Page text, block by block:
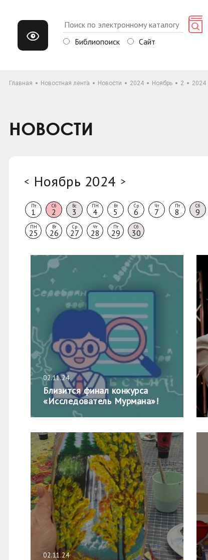
Библиопоиск Сайт
Главная Новостная лента Новости 2024 Ноябрь 2 2024
НОВОСТИ
< Ноябрь 2024 >
Пт
1
Сб
2
Вс
3
ПН
4
Вт
5
Ср
6
Чт
7
Пт
8
Сб
9
ПН
25
Вт
26
Ср
27
Чт
28
Пт
29
Сб
30
02.11.24
Близится финал конкурса
«Исследователь Мурмана»!
02.11.24